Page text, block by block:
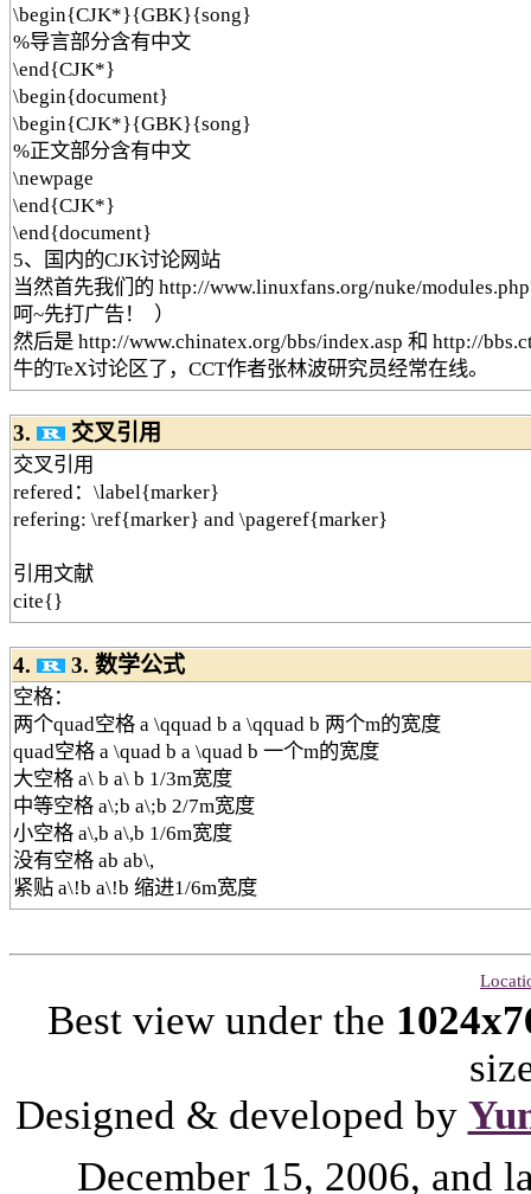
\begin{CJK*}{GBK}{song}
%导言部分含有中文
\end{CJK*}
\begin{document}
\begin{CJK*}{GBK}{song}
%正文部分含有中文
\newpage
\end{CJK*}
\end{document}
5、国内的CJK讨论网站
当然首先我们的 http://www.linuxfans.org/nuke/
呵~先打广告！ ）
然后是 http://www.chinatex.org/bbs/index.asp 和 http://
牛的TeX讨论区了，CCT作者张林波研究员经常在线。
3. 交叉引用
交叉引用
refered：\label{marker}
refering: \ref{marker} and \pageref{marker}
引用文献
cite{}
4. 3. 数学公式
空格：
两个quad空格 a \qquad b a \qquad b 两个m的宽度
quad空格 a \quad b a \quad b 一个m的宽度
大空格 a\ b a\ b 1/3m宽度
中等空格 a\;b a\;b 2/7m宽度
小空格 a\,b a\,b 1/6m宽度
没有空格 ab ab\,
紧贴 a\!b a\!b 缩进1/6m宽度
Best view under the
Designed & developed by
December 15, 2006, and